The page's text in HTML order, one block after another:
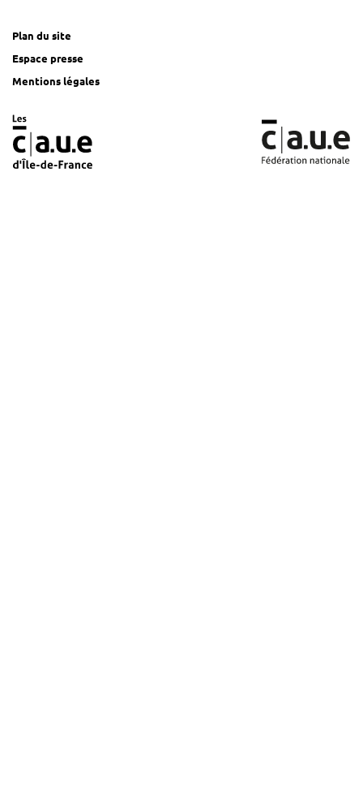
Plan du site
Espace presse
Mentions légales